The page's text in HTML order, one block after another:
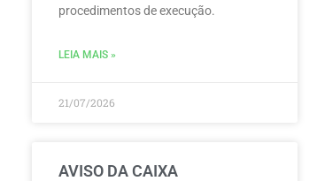
procedimentos de execução.
LEIA MAIS »
21/07/2026
AVISO DA CAIXA